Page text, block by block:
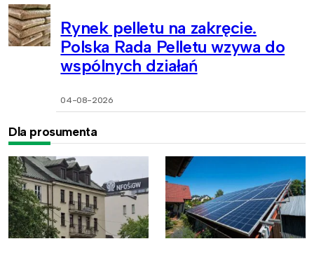
Rynek pelletu na zakręcie.
Polska Rada Pelletu wzywa do
wspólnych działań
04-08-2026
Dla prosumenta